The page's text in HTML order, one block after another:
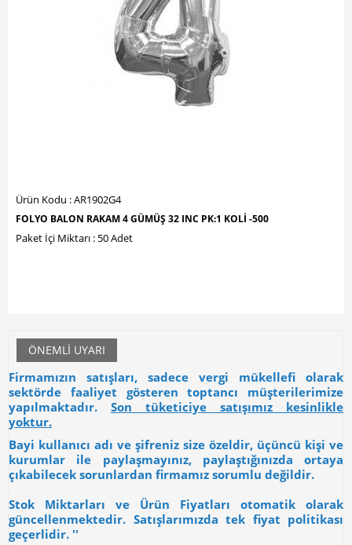
Ürün Kodu : AR1902G4
FOLYO BALON RAKAM 4 GÜMÜŞ 32 INC PK:1 KOLİ -500
Paket İçi Miktarı : 50 Adet
ÖNEMLI UYARI
Firmamızın satışları, sadece vergi mükellefi olarak
sektörde faaliyet gösteren toptancı müşterilerimize
yapılmaktadır. Son tüketiciye satışımız kesinlikle
yoktur.
Bayi kullanıcı adı ve şifreniz size özeldir, üçüncü kişi ve
kurumlar ile paylaşmayınız, paylaştığınızda ortaya
çıkabilecek sorunlardan firmamız sorumlu değildir.
Stok Miktarları ve Ürün Fiyatları otomatik olarak
güncellenmektedir. Satışlarımızda tek fiyat politikası
geçerlidir. ''